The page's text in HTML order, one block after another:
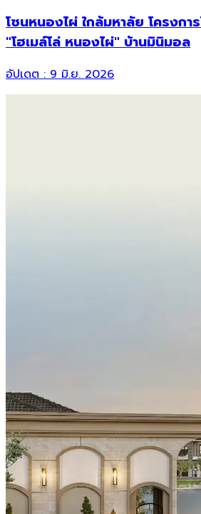
โซนหนองไผ่ ใกล้มหาลัย โครงกา
"โฮเมล์โล่ หนองไผ่" บ้านมินิมอล
อัปเดต :9 มิ.ย. 2026